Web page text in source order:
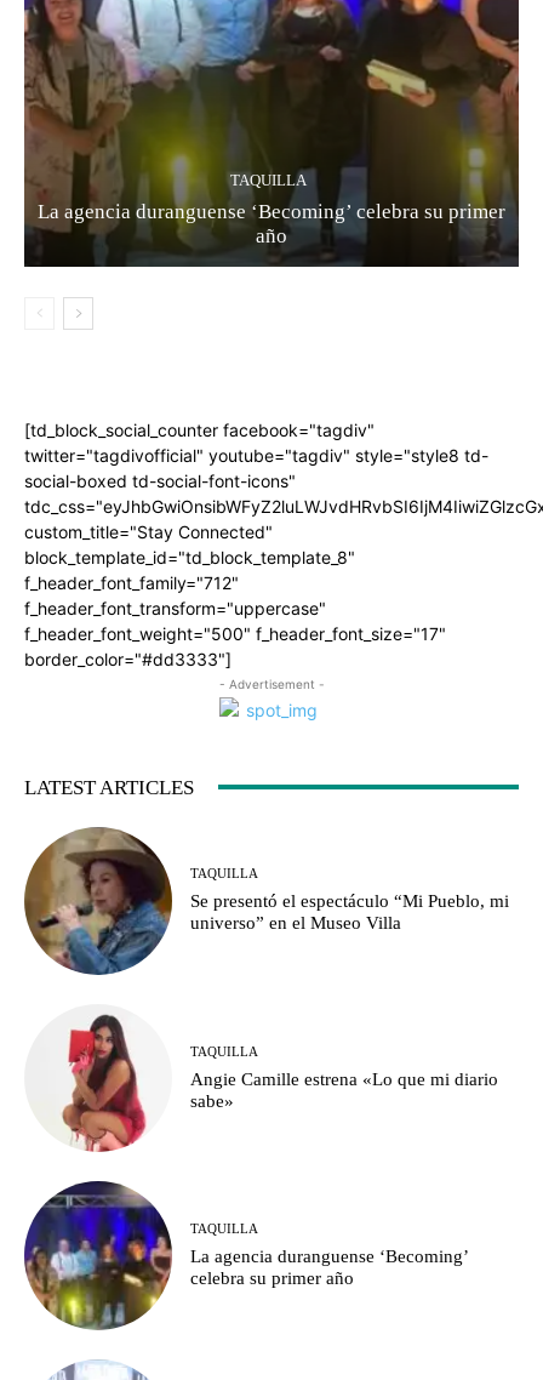
TAQUILLA
La agencia duranguense ‘Becoming’ celebra su primer
año
[td_block_social_counter facebook="tagdiv"
twitter="tagdivofficial" youtube="tagdiv" style="style8 td-
social-boxed td-social-font-icons"
custom_title="Stay Connected"
block_template_id="td_block_template_8"
f_header_font_family="712"
f_header_font_transform="uppercase"
f_header_font_weight="500" f_header_font_size="17"
border_color="#dd3333"]
- Advertisement -
LATEST ARTICLES
TAQUILLA
Se presentó el espectáculo “Mi Pueblo, mi
universo” en el Museo Villa
TAQUILLA
Angie Camille estrena «Lo que mi diario
sabe»
TAQUILLA
La agencia duranguense ‘Becoming’
celebra su primer año